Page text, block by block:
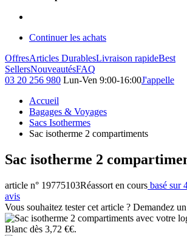
Continuer les achats
OffresArticles DurablesLivraison rapideBest
SellersNouveautésFAQ
03 20 256 980 Lun-Ven 9:00-16:00J'appelle
Accueil
Bagages & Voyages
Sacs Isothermes
Sac isotherme 2 compartiments
Sac isotherme 2
article n° 19775103Réassort en cours basé sur
avis
Vous souhaitez tester cet article ? Demandez